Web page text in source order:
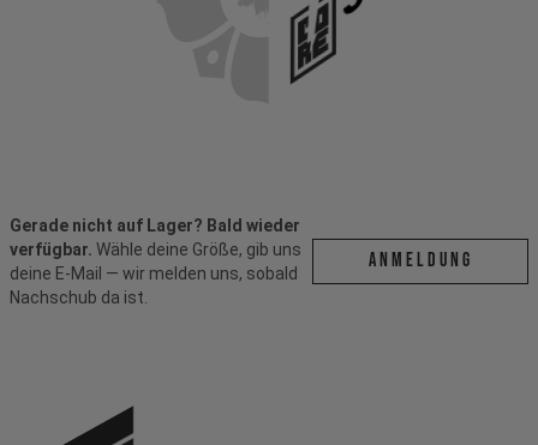
Gerade nicht auf Lager? Bald wieder
verfügbar. Wähle deine Größe, gib uns
deine E-Mail — wir melden uns, sobald
Nachschub da ist.
ANMELDUNG